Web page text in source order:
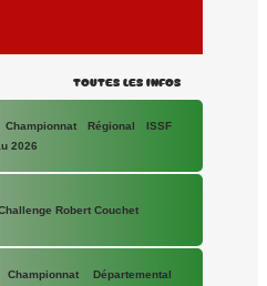
Toutes les Infos
Championnat Régional ISSF
2026
Robert Couchet
Départemental